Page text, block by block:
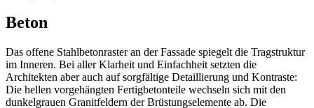
Beton
Das offene Stahlbetonraster an der Fassade spiegelt die Tragstruktur
im Inneren. Bei aller Klarheit und Einfachheit setzten die
Architekten aber auch auf sorgfältige Detaillierung und Kontraste:
Die hellen vorgehängten Fertigbetonteile wechseln sich mit den
dunkelgrauen Granitfeldern der Brüstungselemente ab. Die